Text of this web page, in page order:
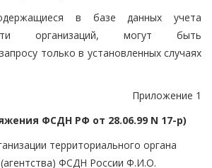
в базе данных учета
организаций, могут быть
только в установленных случаях
Приложение 1
ФСДН РФ от 28.06.99 N 17-р)
территориального органа
ФСДН России Ф.И.О.